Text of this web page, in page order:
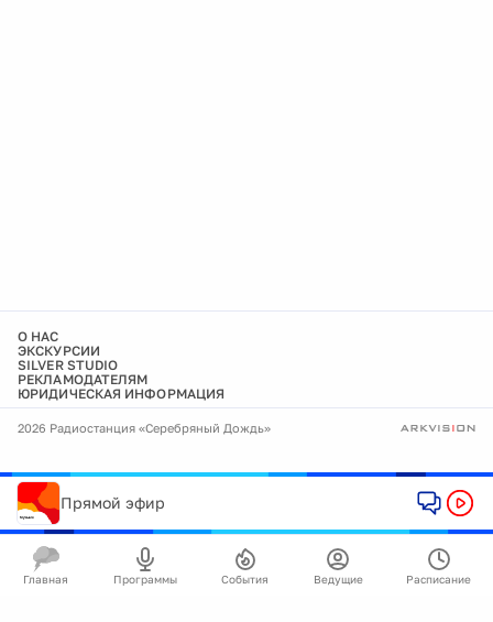
О НАС
ЭКСКУРСИИ
SILVER STUDIO
РЕКЛАМОДАТЕЛЯМ
ЮРИДИЧЕСКАЯ ИНФОРМАЦИЯ
2026 Радиостанция «Серебряный Дождь»
Прямой эфир
Главная Программы События Ведущие Расписание